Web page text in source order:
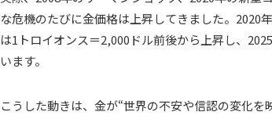
な危機のたびに金価格は上昇してきました。2020
は1トロイオンス＝2,000ドル前後から上昇し、
います。
こうした動きは、金が“世界の不安や信認の変化を